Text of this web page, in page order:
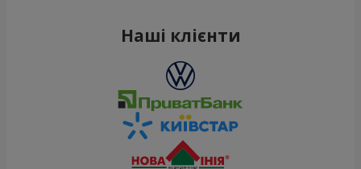
Наші клієнти